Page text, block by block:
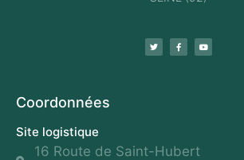
Coordonnées
Site logistique
16 Route de Saint-Hubert